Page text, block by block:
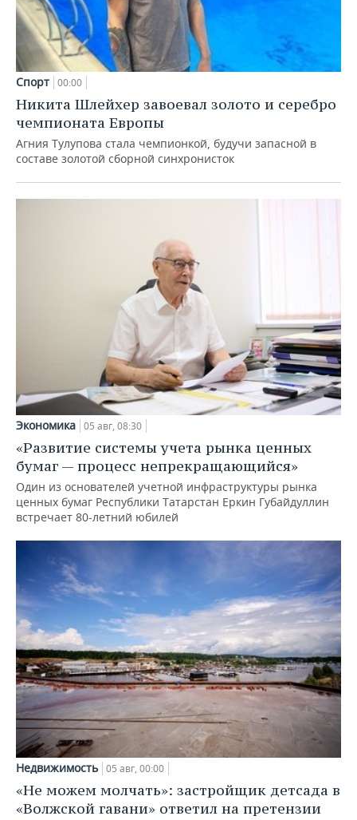
Спорт 00:00
Никита Шлейхер завоевал золото и серебро
чемпионата Европы
Агния Тулупова стала чемпионкой, будучи запасной в
составе золотой сборной синхронисток
Экономика 05 авг, 08:30
«Развитие системы учета рынка ценных
бумаг — процесс непрекращающийся»
Один из основателей учетной инфраструктуры рынка
ценных бумаг Республики Татарстан Еркин Губайдуллин
встречает 80-летний юбилей
Недвижимость 05 авг, 00:00
«Не можем молчать»: застройщик детсада в
«Волжской гавани» ответил на претензии